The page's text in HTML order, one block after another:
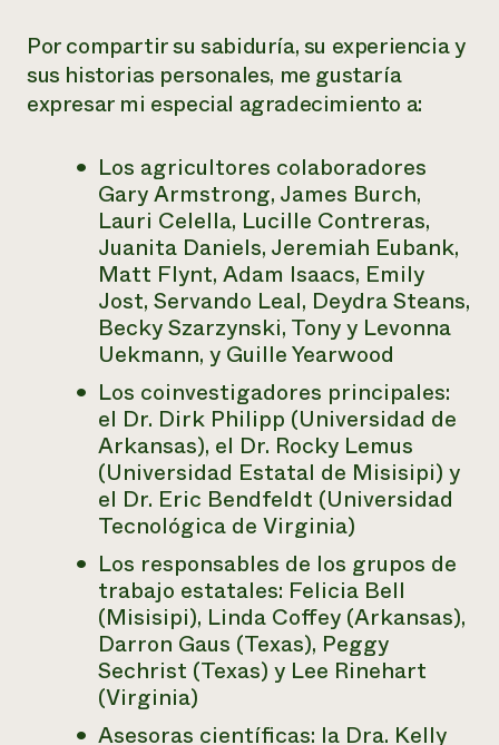
Por compartir su sabiduría, su experiencia y
sus historias personales, me gustaría
expresar mi especial agradecimiento a:
Los agricultores colaboradores
Gary Armstrong, James Burch,
Lauri Celella, Lucille Contreras,
Juanita Daniels, Jeremiah Eubank,
Matt Flynt, Adam Isaacs, Emily
Jost, Servando Leal, Deydra Steans,
Becky Szarzynski, Tony y Levonna
Uekmann, y Guille Yearwood
Los coinvestigadores principales:
el Dr. Dirk Philipp (Universidad de
Arkansas), el Dr. Rocky Lemus
(Universidad Estatal de Misisipi) y
el Dr. Eric Bendfeldt (Universidad
Tecnológica de Virginia)
Los responsables de los grupos de
trabajo estatales: Felicia Bell
(Misisipi), Linda Coffey (Arkansas),
Darron Gaus (Texas), Peggy
Sechrist (Texas) y Lee Rinehart
(Virginia)
Asesoras científicas: la Dra. Kelly